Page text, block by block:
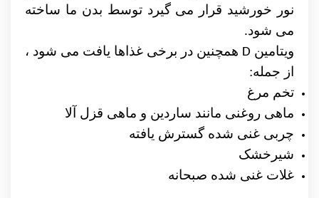
نور خورشید قرار می گیرد توسط بدن ما ساخته
می شود.
ویتامین D همچنین در برخی غذاها یافت می شود ،
از جمله:
تخم مرغ
ماهی روغنی مانند ساردین و ماهی قزل آلا
چربی غنی شده گسترش یافته
شیرخشک
غلات غنی شده صبحانه